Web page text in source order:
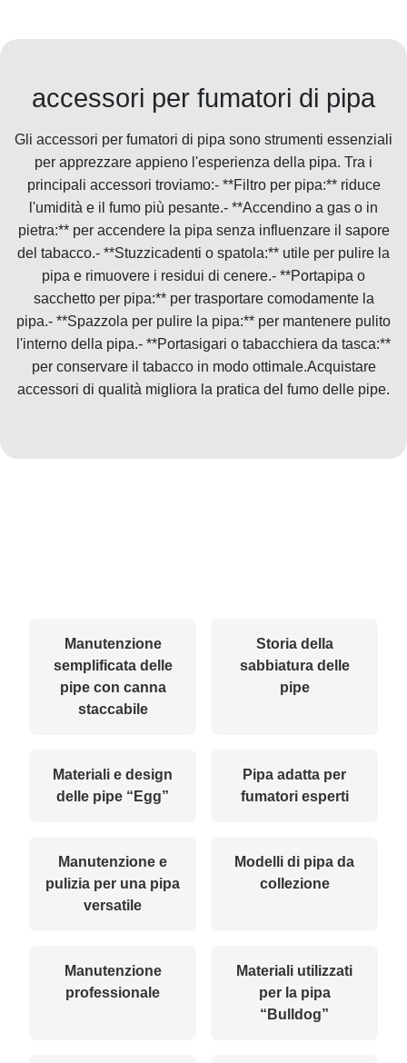
accessori per fumatori di pipa
Gli accessori per fumatori di pipa sono strumenti essenziali
per apprezzare appieno l'esperienza della pipa. Tra i
principali accessori troviamo:- **Filtro per pipa:** riduce
l'umidità e il fumo più pesante.- **Accendino a gas o in
pietra:** per accendere la pipa senza influenzare il sapore
del tabacco.- **Stuzzicadenti o spatola:** utile per pulire la
pipa e rimuovere i residui di cenere.- **Portapipa o
sacchetto per pipa:** per trasportare comodamente la
pipa.- **Spazzola per pulire la pipa:** per mantenere pulito
l'interno della pipa.- **Portasigari o tabacchiera da tasca:**
per conservare il tabacco in modo ottimale.Acquistare
accessori di qualità migliora la pratica del fumo delle pipe.
Manutenzione
semplificata delle
pipe con canna
staccabile
Storia della
sabbiatura delle
pipe
Materiali e design
delle pipe “Egg”
Pipa adatta per
fumatori esperti
Manutenzione e
pulizia per una pipa
versatile
Modelli di pipa da
collezione
Manutenzione
professionale
Materiali utilizzati
per la pipa
“Bulldog”